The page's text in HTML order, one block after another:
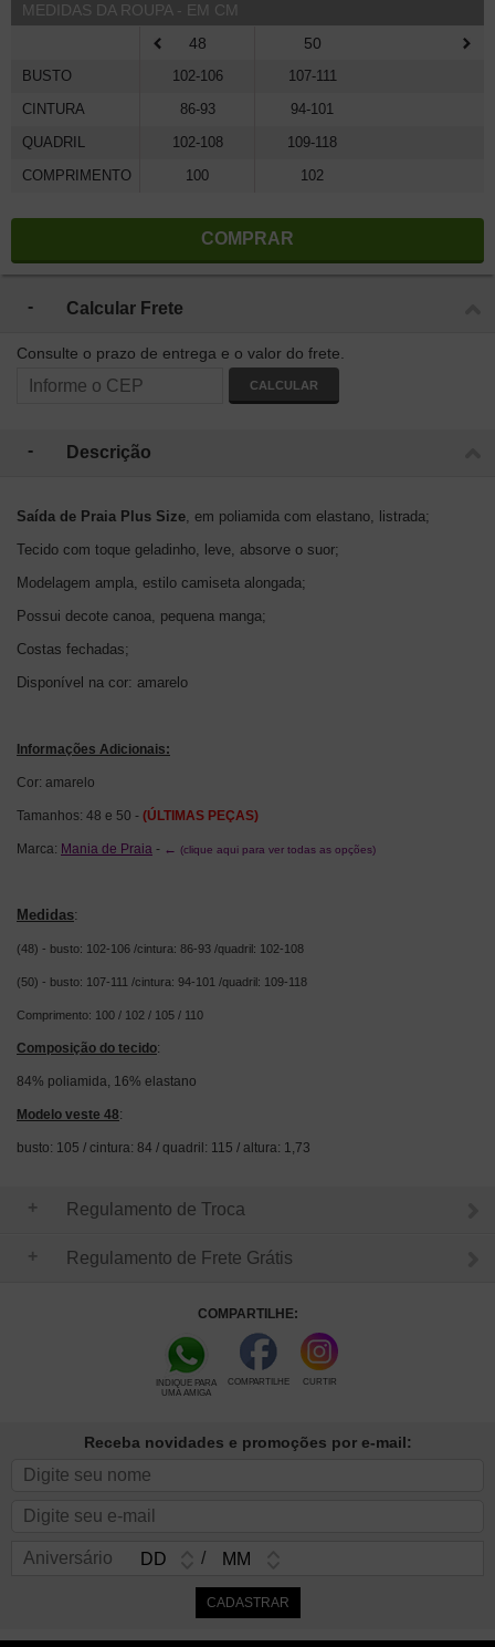
MEDIDAS DA ROUPA - EM CM
BUSTO
CINTURA
QUADRIL
COMPRIMENTO
48
102-106
86-93
102-108
100
50
107-111
94-101
109-118
102
COMPRAR
Calcular Frete
Consulte o prazo de entrega e o valor do frete.
CALCULAR
Descrição
Saída de Praia Plus Size, em poliamida com elastano, listrada;
Tecido com toque geladinho, leve, absorve o suor;
Modelagem ampla, estilo camiseta alongada;
Possui decote canoa, pequena manga;
Costas fechadas;
Disponível na cor: amarelo
Informações Adicionais:
Cor: amarelo
Tamanhos: 48 e 50 - (ÚLTIMAS PEÇAS)
Marca: Mania de Praia - ← (clique aqui para ver todas as opções)
Medidas:
(48) - busto: 102-106 /cintura: 86-93 /quadril: 102-108
(50) - busto: 107-111 /cintura: 94-101 /quadril: 109-118
Comprimento: 100 / 102 / 105 / 110
Composição do tecido:
84% poliamida, 16% elastano
Modelo veste 48:
busto: 105 / cintura: 84 / quadril: 115 / altura: 1,73
Regulamento de Troca
Regulamento de Frete Grátis
COMPARTILHE:
INDIQUE PARA
UMA AMIGA
COMPARTILHE CURTIR
Receba novidades e promoções por e-mail:
Aniversário /